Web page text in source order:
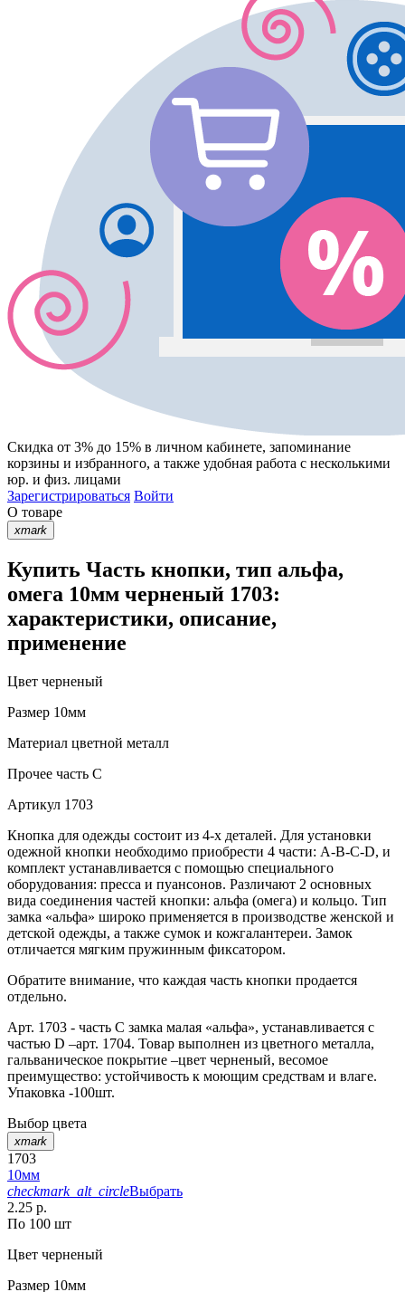
Скидка от 3% до 15% в личном кабинете, запоминание
корзины и избранного, а также удобная работа с несколькими
юр. и физ. лицами
Зарегистрироваться Войти
О товаре
xmark
Купить Часть кнопки, тип альфа,
омега 10мм черненый 1703:
характеристики, описание,
применение
Цвет черненый
Размер 10мм
Материал цветной металл
Прочее часть С
Артикул 1703
Кнопка для одежды состоит из 4-х деталей. Для установки
одежной кнопки необходимо приобрести 4 части: A-B-C-D, и
комплект устанавливается с помощью специального
оборудования: пресса и пуансонов. Различают 2 основных
вида соединения частей кнопки: альфа (омега) и кольцо. Тип
замка «альфа» широко применяется в производстве женской и
детской одежды, а также сумок и кожгалантереи. Замок
отличается мягким пружинным фиксатором.
Обратите внимание, что каждая часть кнопки продается
отдельно.
Арт. 1703 - часть С замка малая «альфа», устанавливается с
частью D –арт. 1704. Товар выполнен из цветного металла,
гальваническое покрытие –цвет черненый, весомое
преимущество: устойчивость к моющим средствам и влаге.
Упаковка -100шт.
Выбор цвета
xmark
1703
10мм
checkmark_alt_circleВыбрать
2.25 р.
По 100 шт
Цвет черненый
Размер 10мм